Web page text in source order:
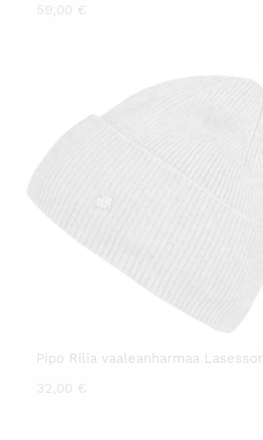
59,00 €
Pipo Rilia vaaleanharmaa Lasessor
32,00 €